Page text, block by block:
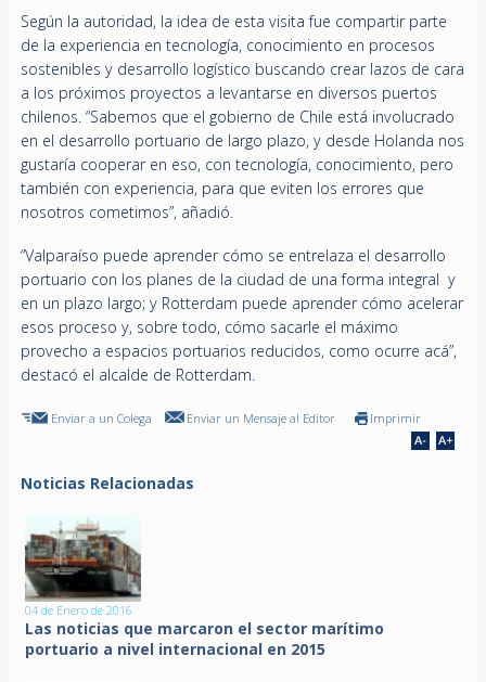
Según la autoridad, la idea de esta visita fue compartir parte
de la experiencia en tecnología, conocimiento en procesos
sostenibles y desarrollo logístico buscando crear lazos de cara
a los próximos proyectos a levantarse en diversos puertos
chilenos. “Sabemos que el gobierno de Chile está involucrado
en el desarrollo portuario de largo plazo, y desde Holanda nos
gustaría cooperar en eso, con tecnología, conocimiento, pero
también con experiencia, para que eviten los errores que
nosotros cometimos”, añadió.
“Valparaíso puede aprender cómo se entrelaza el desarrollo
portuario con los planes de la ciudad de una forma integral y
en un plazo largo; y Rotterdam puede aprender cómo acelerar
esos proceso y, sobre todo, cómo sacarle el máximo
provecho a espacios portuarios reducidos, como ocurre acá”,
destacó el alcalde de Rotterdam.
Enviar a un Colega Enviar un Mensaje al Editor Imprimir
Noticias Relacionadas
04 de Enero de 2016
Las noticias que marcaron el sector marítimo
portuario a nivel internacional en 2015